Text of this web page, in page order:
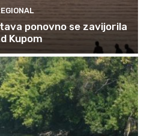
ponovno se zavijorila
Kupom